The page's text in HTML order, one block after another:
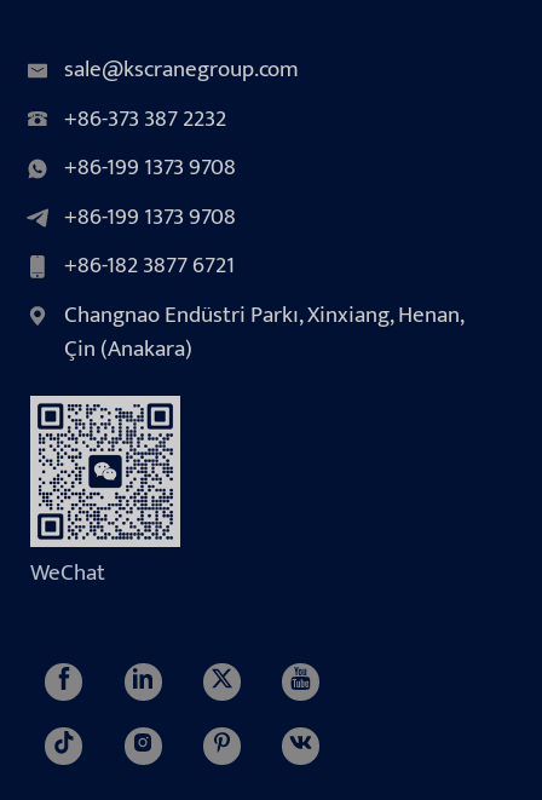
sale@kscranegroup.com
+86-373 387 2232
+86-199 1373 9708
+86-199 1373 9708
+86-182 3877 6721
Changnao Endüstri Parkı, Xinxiang, Henan,
Çin (Anakara)
WeChat